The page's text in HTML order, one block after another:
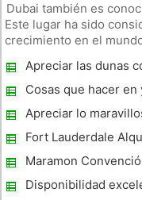
Dubai también es
Este lugar ha sido
crecimiento en el
Dubai ha logrado
Apreciar las dunas
Littlehampton
Cosas que hacer
Melbourne # 4 ::
Apreciar lo
Fort Lauderdale
necesita alquilar un
Lauderdale
Maramon
Disponibilidad